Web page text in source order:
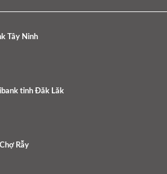
Tây Ninh
tỉnh Đăk Lăk
Rẫy